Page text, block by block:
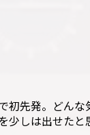
初先発。どんな
少しは出せた